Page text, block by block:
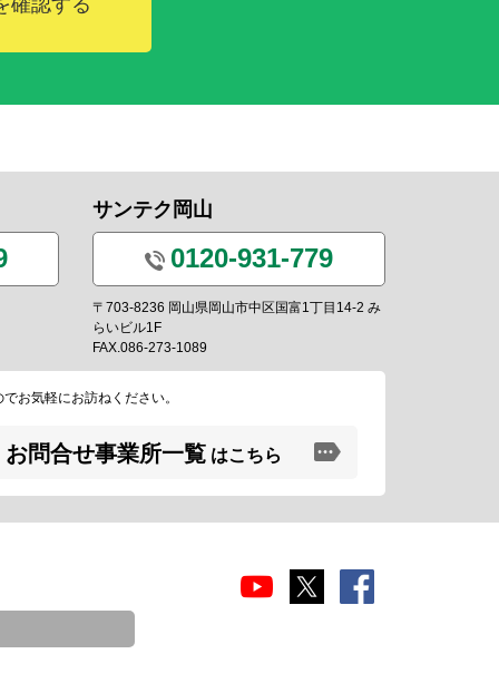
サンテク岡山
0120-931-779
〒703-8236 岡山県岡山市中区国富1丁目14-2 み
らいビル1F
FAX.086-273-1089
お気軽にお訪ねください。
お問合せ事業所一覧 はこちら